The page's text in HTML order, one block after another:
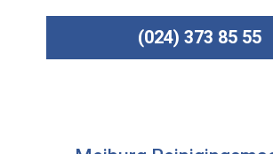
(024) 373 85 55